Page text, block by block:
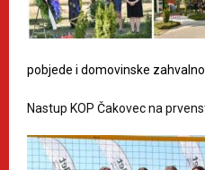
pobjede i domovinske
Nastup KOP Čakovec na